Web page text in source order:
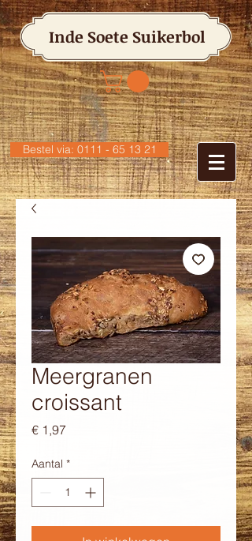
Inde Soete Suikerbol
Bestel via: 0111 - 65 13 21
Meergranen
croissant
€ 1,97Prijs
Aantal *